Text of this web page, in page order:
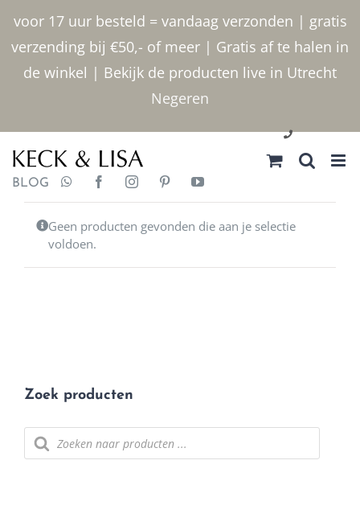
voor 17 uur besteld = vandaag verzonden | gratis
verzending bij €50,- of meer | Gratis af te halen in
de winkel | Bekijk de producten live in Utrecht
Negeren
inhoud
030 2400000
BLOG
Geen producten gevonden die aan je selectie
voldoen.
Zoek producten
Producten
zoeken